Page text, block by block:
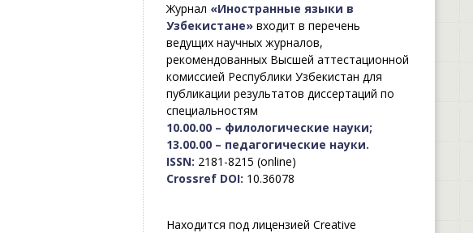
Журнал «Иностранные языки в
Узбекистане»входит в перечень
ведущих научных журналов,
рекомендованных Высшей аттестационной
комиссией Республики Узбекистан для
публикации результатов диссертаций по
специальностям
10.00.00 – филологические науки;
13.00.00 – педагогические науки.
ISSN: 2181-8215 (online)
Crossref DOI: 10.36078
Находится под лицензией Creative